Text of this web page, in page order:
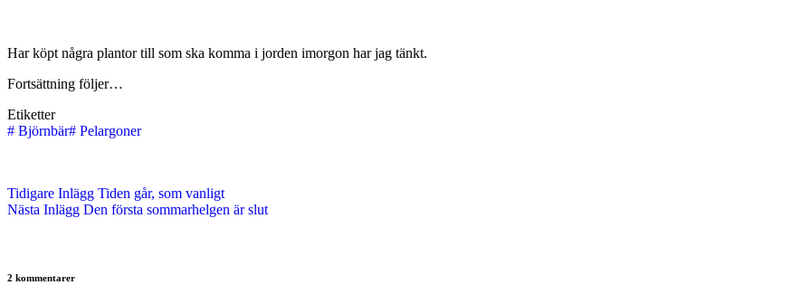
Har köpt några plantor till som ska komma i jorden imorgon har jag tänkt.
Fortsättning följer…
Etiketter
# Björnbär# Pelargoner
Tidigare Inlägg Tiden går, som vanligt
Nästa Inlägg Den första sommarhelgen är slut
2 kommentarer